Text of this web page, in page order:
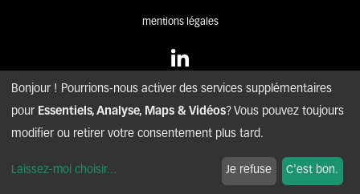
mentions légales
nyuton - Agence conseil digital
Bonjour ! Pourrions-nous activer des services supplémentaires
pour Essentiels, Analyse, Maps & Vidéos? Vous pouvez toujours
modifier ou retirer votre consentement plus tard.
Laissez-moi choisir... Je refuse C'est bon.